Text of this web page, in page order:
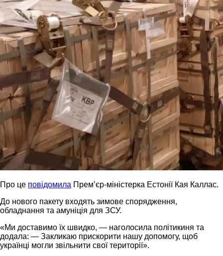
Про це повідомила Прем’єр-міністерка Естонії Кая Каллас.
До нового пакету входять зимове спорядження,
обладнання та амуніція для ЗСУ.
«Ми доставимо їх швидко, — наголосила політикиня та
додала: — Закликаю прискорити нашу допомогу, щоб
українці могли звільнити свої території».